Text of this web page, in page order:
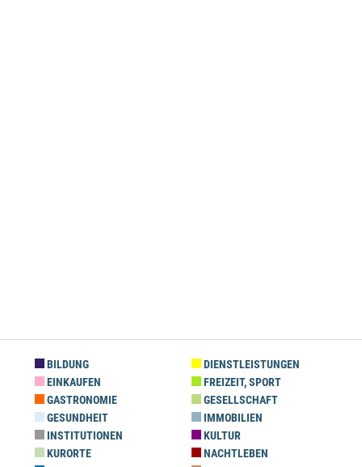
BILDUNG
DIENSTLEISTUNGEN
EINKAUFEN
FREIZEIT, SPORT
GASTRONOMIE
GESELLSCHAFT
GESUNDHEIT
IMMOBILIEN
INSTITUTIONEN
KULTUR
KURORTE
NACHTLEBEN